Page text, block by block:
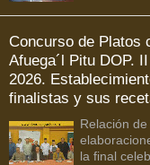
Concurso de Platos
Afuega´l Pitu DOP.
2026.
finalistas y sus
Relación
la final